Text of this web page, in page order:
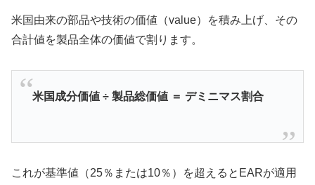
米国由来の部品や技術の価値（value）を積み上げ、その
合計値を製品全体の価値で割ります。
米国成分価値 ÷ 製品総価値 ＝ デミニマス割合
これが基準値（25％または10％）を超えるとEARが適用